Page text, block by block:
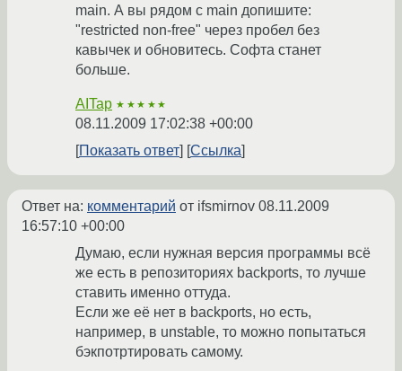
main. А вы рядом с main допишите:
"restricted non-free" через пробел без
кавычек и обновитесь. Софта станет
больше.
AITap ★★★★★
08.11.2009 17:02:38 +00:00
Показать ответ
Ссылка
Ответ на: комментарий от ifsmirnov 08.11.2009
16:57:10 +00:00
Думаю, если нужная версия программы всё
же есть в репозиториях backports, то лучше
ставить именно оттуда.
Если же её нет в backports, но есть,
например, в unstable, то можно попытаться
бэкпотртировать самому.